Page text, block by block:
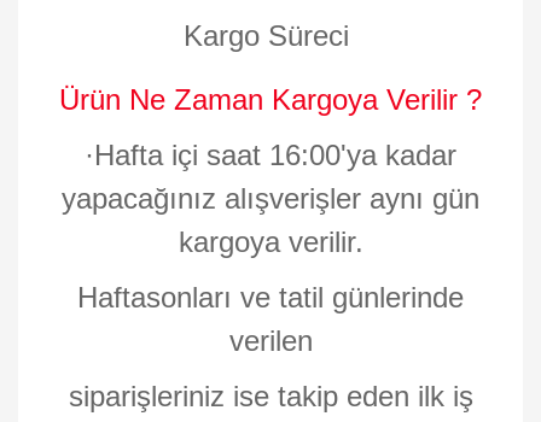
Kargo Süreci
Ürün Ne Zaman Kargoya Verilir ?
·Hafta içi saat 16:00'ya kadar
yapacağınız alışverişler aynı gün
kargoya verilir.
Haftasonları ve tatil günlerinde
verilen
siparişleriniz ise takip eden ilk iş